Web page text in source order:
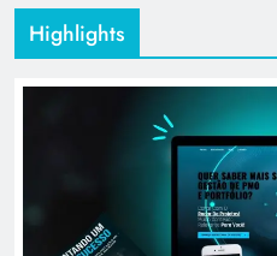
Highlights